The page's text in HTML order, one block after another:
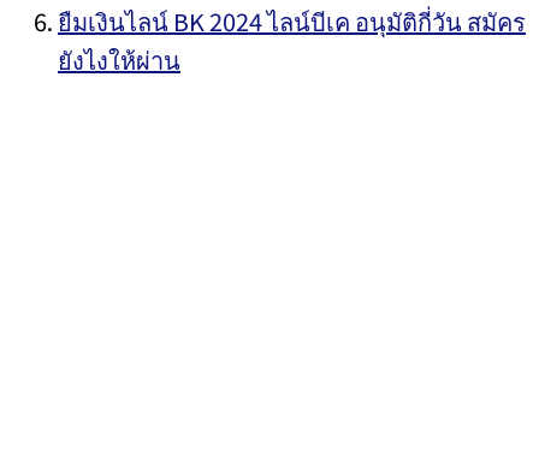
ยืมเงินไลน์ BK 2024 ไลน์บีเค อนุมัติกี่วัน สมัคร
ยังไงให้ผ่าน